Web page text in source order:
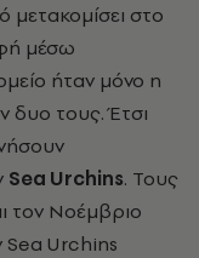
μετακομίσει στο
μέσω
ήταν μόνο η
δυο τους. Έτσι
Sea Urchins. Τους
τον Νοέμβριο
Sea Urchins